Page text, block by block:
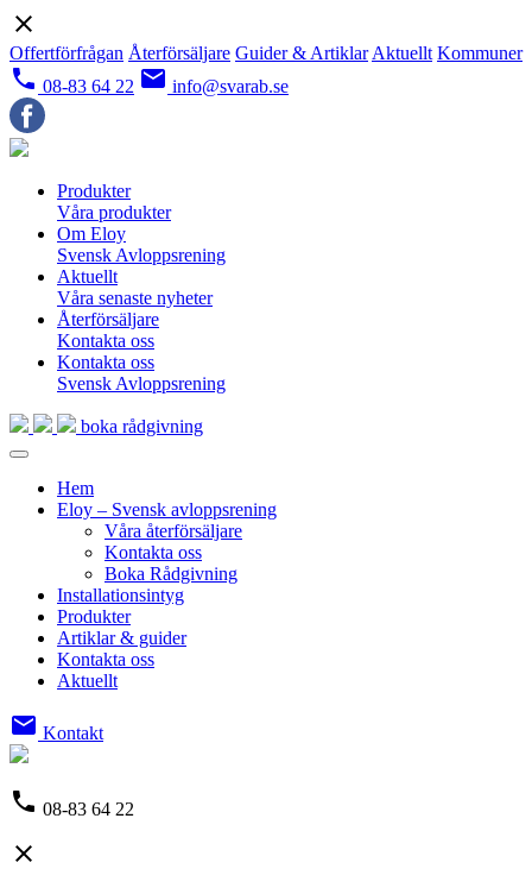
close
Offertförfrågan Återförsäljare Guider & Artiklar Aktuellt Kommuner
local_phone 08-83 64 22 email info@svarab.se
Produkter
Våra produkter
Om Eloy
Svensk Avloppsrening
Aktuellt
Våra senaste nyheter
Återförsäljare
Kontakta oss
Kontakta oss
Svensk Avloppsrening
boka rådgivning
Hem
Eloy – Svensk avloppsrening
Våra återförsäljare
Kontakta oss
Boka Rådgivning
Installationsintyg
Produkter
Artiklar & guider
Kontakta oss
Aktuellt
email Kontakt
phone 08-83 64 22
close